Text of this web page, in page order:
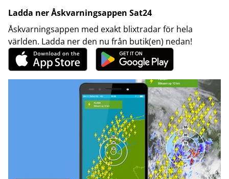
Ladda ner Åskvarningsappen Sat24
Åskvarningsappen med exakt blixtradar för hela
världen. Ladda ner den nu från butik(en) nedan!